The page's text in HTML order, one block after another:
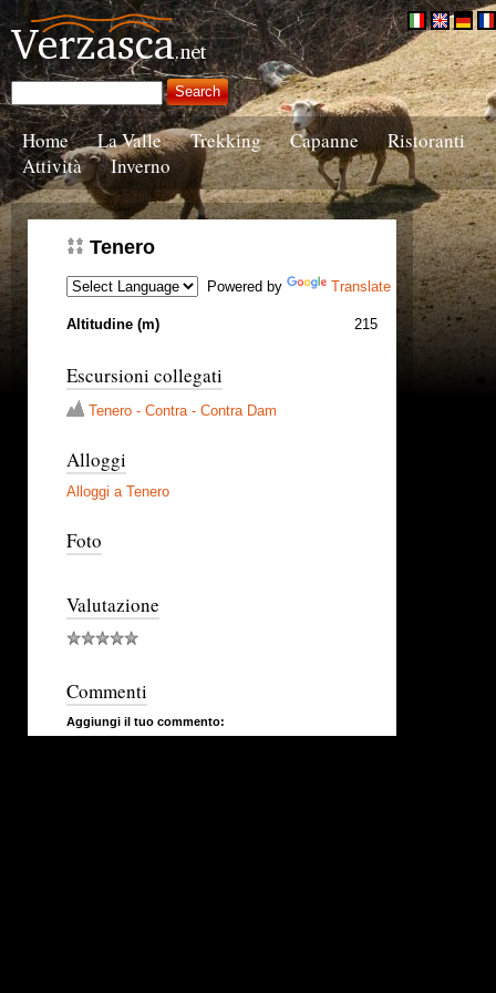
Home La Valle Trekking Capanne
Ristoranti
Attività
Inverno
Tenero
Powered by Translate
Altitudine (m) 215
Escursioni collegati
Tenero - Contra - Contra Dam
Alloggi
Alloggi a Tenero
Foto
Valutazione
Commenti
Aggiungi il tuo commento: